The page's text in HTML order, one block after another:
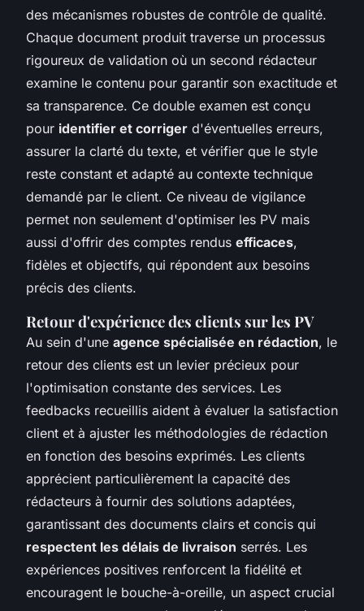
des mécanismes robustes de contrôle de qualité.
Chaque document produit traverse un processus
rigoureux de validation où un second rédacteur
examine le contenu pour garantir son exactitude et
sa transparence. Ce double examen est conçu
pour identifier et corriger d'éventuelles erreurs,
assurer la clarté du texte, et vérifier que le style
reste constant et adapté au contexte technique
demandé par le client. Ce niveau de vigilance
permet non seulement d'optimiser les PV mais
aussi d'offrir des comptes rendus efficaces,
fidèles et objectifs, qui répondent aux besoins
précis des clients.
Retour d'expérience des clients sur les PV
Au sein d'une agence spécialisée en rédaction, le
retour des clients est un levier précieux pour
l'optimisation constante des services. Les
feedbacks recueillis aident à évaluer la satisfaction
client et à ajuster les méthodologies de rédaction
en fonction des besoins exprimés. Les clients
apprécient particulièrement la capacité des
rédacteurs à fournir des solutions adaptées,
garantissant des documents clairs et concis qui
respectent les délais de livraison serrés. Les
expériences positives renforcent la fidélité et
encouragent le bouche-à-oreille, un aspect crucial